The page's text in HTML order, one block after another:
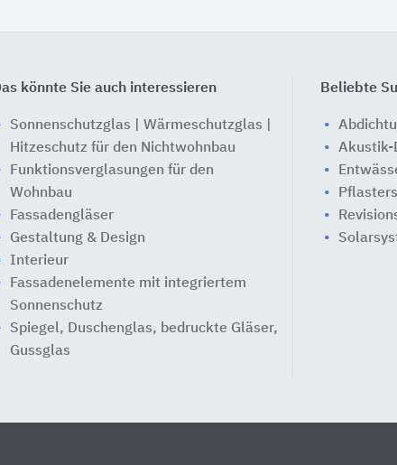
könnte Sie auch interessieren
Sonnenschutzglas | Wärmeschutzglas |
Hitzeschutz für den Nichtwohnbau
Funktionsverglasungen für den
Wohnbau
Fassadengläser
Gestaltung & Design
Interieur
Fassadenelemente mit integriertem
Sonnenschutz
Spiegel, Duschenglas, bedruckte Gläser,
Gussglas
Beliebte
Akustik-